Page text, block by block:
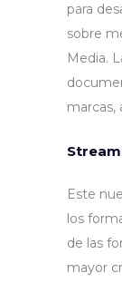
para
sobre
Media.
marcas,
Este
los
de las
mayor